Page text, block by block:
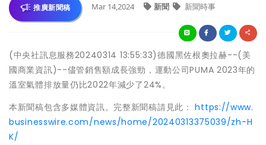
推廣新聞稿 Mar 14,2024 新聞 新聞時事
(中央社訊息服務20240314 13:55:33)德國黑佐根奧拉赫--(美
國商業資訊)--儘管銷售額成長強勁，運動公司PUMA 2023年的
溫室氣體排放量仍比2022年減少了24%。
本新聞稿包含多媒體資訊。完整新聞稿請見此：https://www.
businesswire.com/news/home/20240313375039/zh-H
K/